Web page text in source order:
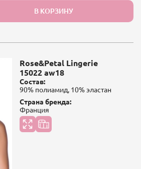
В КОРЗИНУ
Rose&Petal Lingerie
15022 aw18
Состав:
90% полиамид, 10% эластан
Страна бренда:
Франция